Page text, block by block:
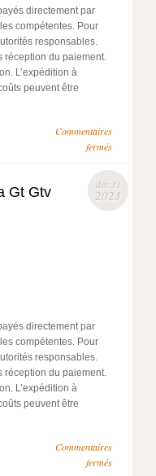
directement par
compétentes. Pour
responsables.
réception du paiement.
L’expédition à
peuvent être
Commentaires
fermés
déc 31
2023
Gt Gtv
directement par
compétentes. Pour
responsables.
réception du paiement.
L’expédition à
peuvent être
Commentaires
fermés